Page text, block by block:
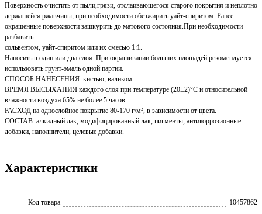
Поверхность очистить от пыли,грязи, отслаивающегося старого покрытия и неплотно
держащейся ржавчины, при необходимости обезжирить уайт-спиритом. Ранее
окрашенные поверхности зашкурить до матового состояния.При необходимости
разбавить
сольвентом, уайт-спиритом или их смесью 1:1.
Наносить в один или два слоя. При окрашивании больших площадей рекомендуется
использовать грунт-эмаль одной партии.
СПОСОБ НАНЕСЕНИЯ: кистью, валиком.
ВРЕМЯ ВЫСЫХАНИЯ каждого слоя при температуре (20±2)°С и относительной
влажности воздуха 65% не более 5 часов.
РАСХОД на однослойное покрытие 80-170 г/м², в зависимости от цвета.
СОСТАВ: алкидный лак, модифицированный лак, пигменты, антикоррозионные
добавки, наполнители, целевые добавки.
Характеристики
Код товара
10457862